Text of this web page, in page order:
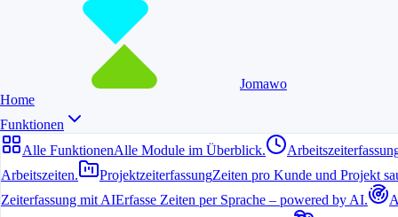
Jomawo
Home
Funktionen
Alle FunktionenAlle Module im Überblick.
Arbeitszeiten.
ProjektzeiterfassungZeiten pro Kunde und Projekt
Zeiterfassung mit AIErfasse Zeiten per Sprache – powered by AI.